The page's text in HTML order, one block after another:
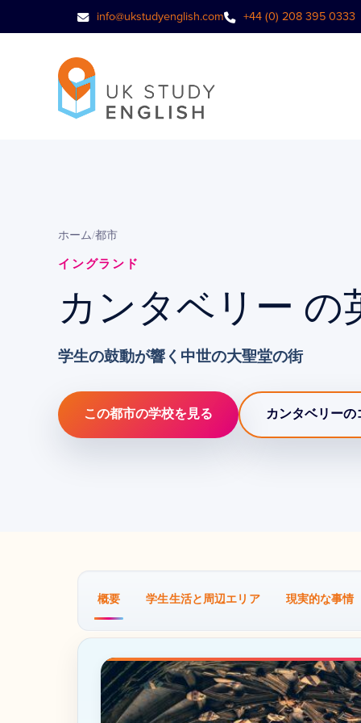
info@ukstudyenglish.com +44 (0) 208 395 0333
ホーム/都市
イングランド
カンタベリー の
学生の鼓動が響く中世の大聖堂の街
この都市の学校を見る カンタベリー
概要 学生生活と周辺エリア 現実的な事情